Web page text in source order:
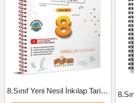
8.Sınıf Yeni Nesil İnkılap Tarihi Defteri